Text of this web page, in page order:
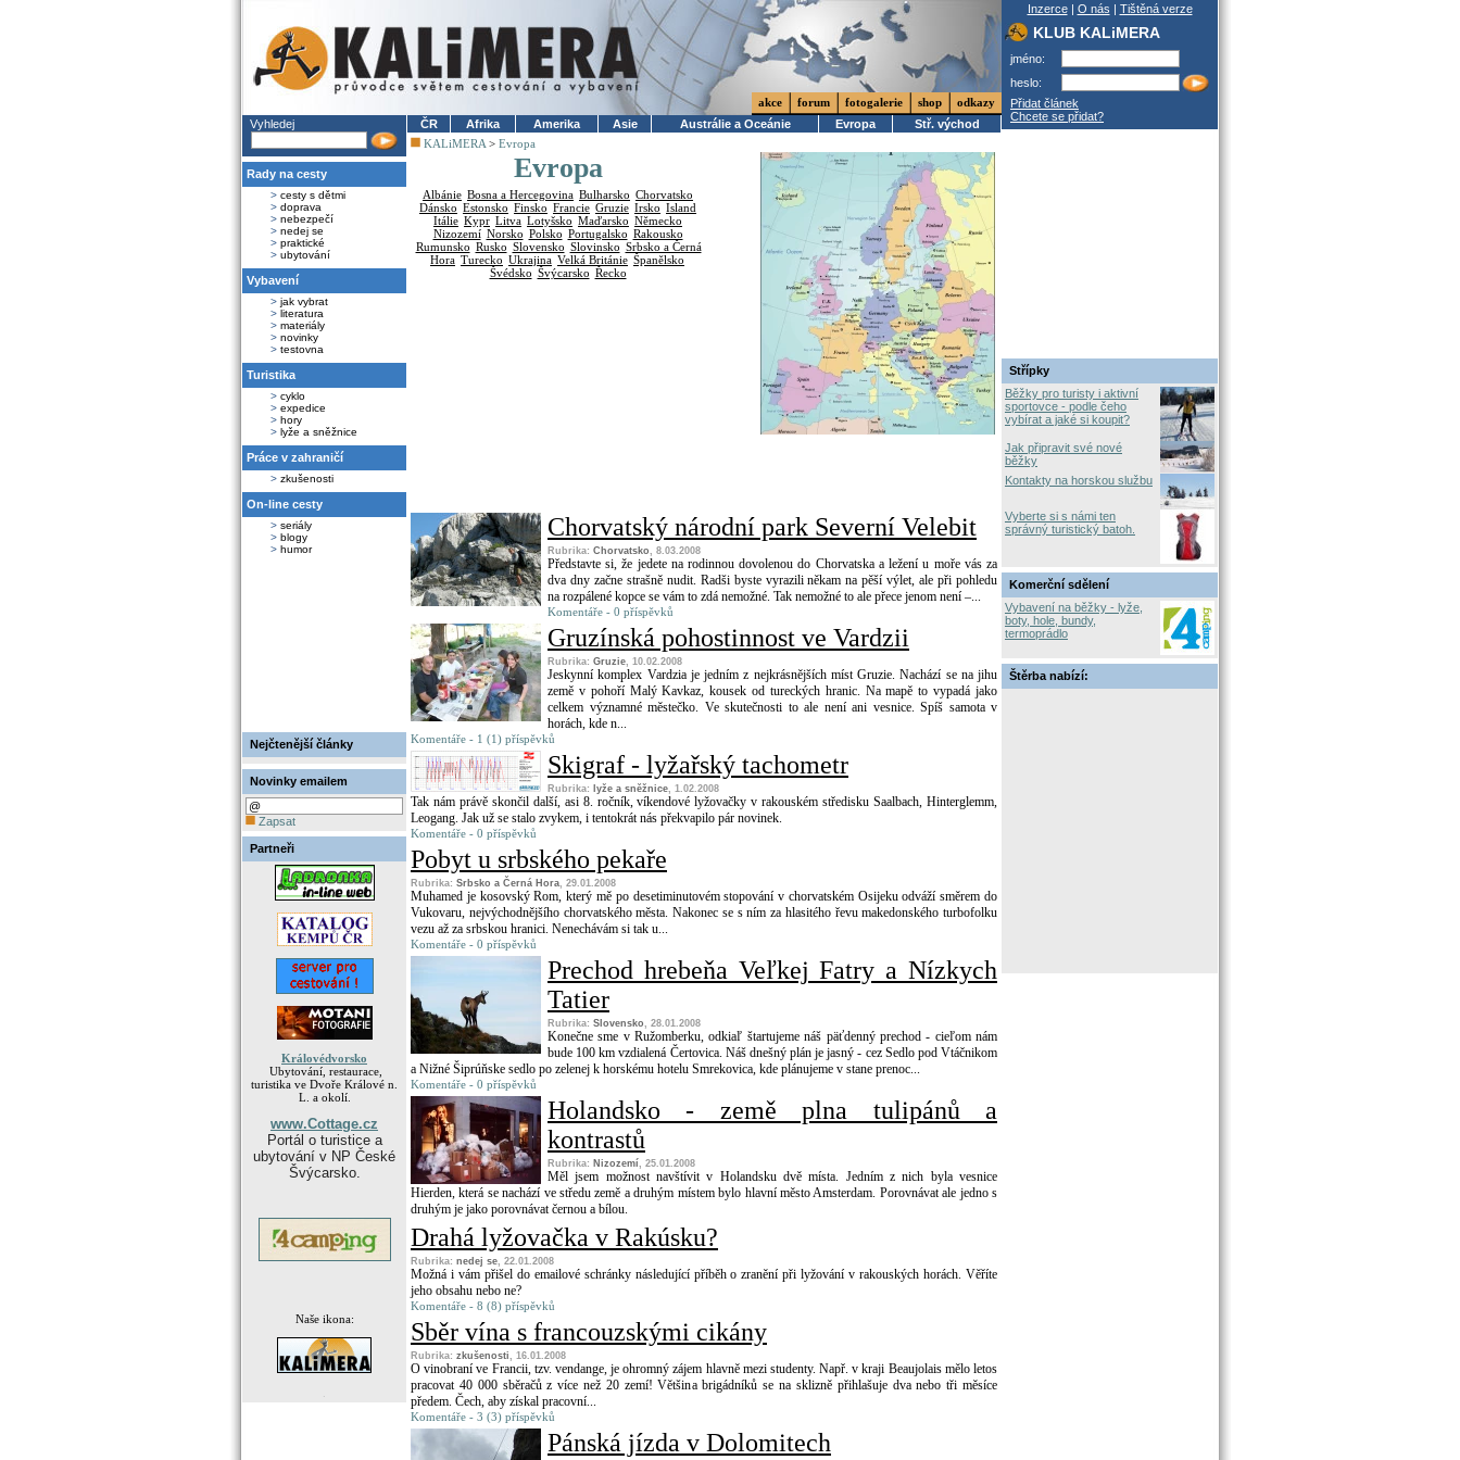
Vyhledej
Rady na cesty
> cesty s dětmi
> doprava
> nebezpečí
> nedej se
> praktické
> ubytování
Vybavení
> jak vybrat
> literatura
> materiály
> novinky
> testovna
Turistika
> cyklo
> expedice
> hory
> lyže a sněžnice
Práce v zahraničí
> zkušenosti
On-line cesty
> seriály
> blogy
> humor
Nejčtenější články
Novinky emailem
Zapsat
Partneři
Královédvorsko
Ubytování, restaurace,
turistika ve Dvoře Králové n.
L. a okolí.
www.Cottage.cz
Portál o turistice a
ubytování v NP České
Švýcarsko.
Naše ikona:
akce forum fotogalerie shop
odkazy
ČR
Afrika Amerika Asie Austrálie a Oceánie Evropa
Stř. východ
KALiMERA > Evropa
Evropa
Albánie Bosna a Hercegovina Bulharsko Chorvatsko
Dánsko Estonsko Finsko Francie Gruzie Irsko Island
Itálie Kypr Litva Lotyšsko Maďarsko Německo
Nizozemí Norsko Polsko Portugalsko Rakousko
Rumunsko Rusko Slovensko Slovinsko Srbsko a Černá
Hora Turecko Ukrajina Velká Británie Španělsko
Švédsko Švýcarsko Řecko
Chorvatský národní park Severní Velebit
Rubrika: Chorvatsko, 8.03.2008
Představte si, že jedete na rodinnou dovolenou do Chorvatska a ležení u moře vás za
dva dny začne strašně nudit. Radši byste vyrazili někam na pěší výlet, ale při pohledu
na rozpálené kopce se vám to zdá nemožné. Tak nemožné to ale přece jenom není –...
Komentáře - 0 příspěvků
Gruzínská pohostinnost ve Vardzii
Rubrika: Gruzie, 10.02.2008
Jeskynní komplex Vardzia je jedním z nejkrásnějších míst Gruzie. Nachází se na jihu
země v pohoří Malý Kavkaz, kousek od tureckých hranic. Na mapě to vypadá jako
celkem významné městečko. Ve skutečnosti to ale není ani vesnice. Spíš samota v
horách, kde n...
Komentáře - 1 (1) příspěvků
Skigraf - lyžařský tachometr
Rubrika: lyže a sněžnice, 1.02.2008
Tak nám právě skončil další, asi 8. ročník, víkendové lyžovačky v rakouském středisku Saalbach, Hinterglemm,
Leogang. Jak už se stalo zvykem, i tentokrát nás překvapilo pár novinek.
Komentáře - 0 příspěvků
Pobyt u srbského pekaře
Rubrika: Srbsko a Černá Hora, 29.01.2008
Muhamed je kosovský Rom, který mě po desetiminutovém stopování v chorvatském Osijeku odváží směrem do
Vukovaru, nejvýchodnějšího chorvatského města. Nakonec se s ním za hlasitého řevu makedonského turbofolku
vezu až za srbskou hranici. Nenechávám si tak u...
Komentáře - 0 příspěvků
Prechod hrebeňa Veľkej Fatry a Nízkych
Tatier
Rubrika: Slovensko, 28.01.2008
Konečne sme v Ružomberku, odkiaľ štartujeme náš päťdenný prechod - cieľom nám
bude 100 km vzdialená Čertovica. Náš dnešný plán je jasný - cez Sedlo pod Vtáčnikom
a Nižné Šiprúňske sedlo po zelenej k horskému hotelu Smrekovica, kde plánujeme v stane prenoc...
Komentáře - 0 příspěvků
Holandsko - země plna tulipánů a
kontrastů
Rubrika: Nizozemí, 25.01.2008
Měl jsem možnost navštívit v Holandsku dvě místa. Jedním z nich byla vesnice
Hierden, která se nachází ve středu země a druhým místem bylo hlavní město Amsterdam. Porovnávat ale jedno s
druhým je jako porovnávat černou a bílou.
Drahá lyžovačka v Rakúsku?
Rubrika: nedej se, 22.01.2008
Možná i vám přišel do emailové schránky následující příběh o zranění při lyžování v rakouských horách. Věříte
jeho obsahu nebo ne?
Komentáře - 8 (8) příspěvků
Sběr vína s francouzskými cikány
Rubrika: zkušenosti, 16.01.2008
O vinobraní ve Francii, tzv. vendange, je ohromný zájem hlavně mezi studenty. Např. v kraji Beaujolais mělo letos
pracovat 40 000 sběračů z více než 20 zemí! Většina brigádníků se na sklizně přihlašuje dva nebo tři měsíce
předem. Čech, aby získal pracovní...
Komentáře - 3 (3) příspěvků
Pánská jízda v Dolomitech
Inzerce| O nás | Tištěná verze
KLUB KALiMERA
jméno:
heslo:
Přidat článek
Chcete se přidat?
Střípky
Běžky pro turisty i aktivní
sportovce - podle čeho
vybírat a jaké si koupit?
Jak připravit své nové
běžky
Kontakty na horskou službu
Vyberte si s námi ten
správný turistický batoh.
Komerční sdělení
Vybavení na běžky - lyže,
boty, hole, bundy,
termoprádlo
Štěrba nabízí: